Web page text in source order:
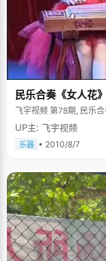
民乐合奏《女人花
飞宇视频 第78期, 民乐
UP主: 飞宇视频
乐器 • 2010/8/7